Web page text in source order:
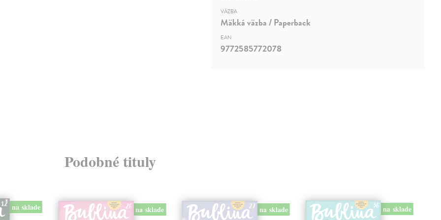
VÄZBA
Mäkká väzba / Paperback
EAN
9772585772078
Podobné tituly
na sklade na sklade na sklade na sklade